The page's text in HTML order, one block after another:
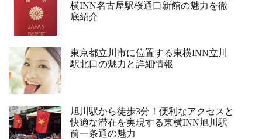
横INN名古屋駅桜通口新館の魅力を徹
底紹介
東京都立川市に位置する東横INN立川
駅北口の魅力と詳細情報
旭川駅から徒歩3分！便利なアクセスと
快適な滞在を実現する東横INN旭川駅
前一条通の魅力